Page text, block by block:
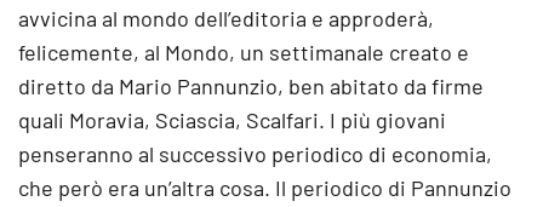
avvicina al mondo dell’editoria e approderà,
felicemente, al Mondo, un settimanale creato e
diretto da Mario Pannunzio, ben abitato da firme
quali Moravia, Sciascia, Scalfari. I più giovani
penseranno al successivo periodico di economia,
che però era un’altra cosa. Il periodico di Pannunzio